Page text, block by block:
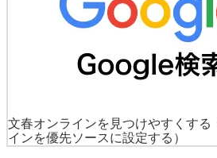
文春オンラインを見つけやすくする
インを優先ソースに設定する）